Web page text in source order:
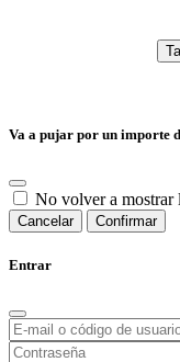
Va a pujar por un importe
No volver a mostrar
Cancelar Confirmar
Entrar